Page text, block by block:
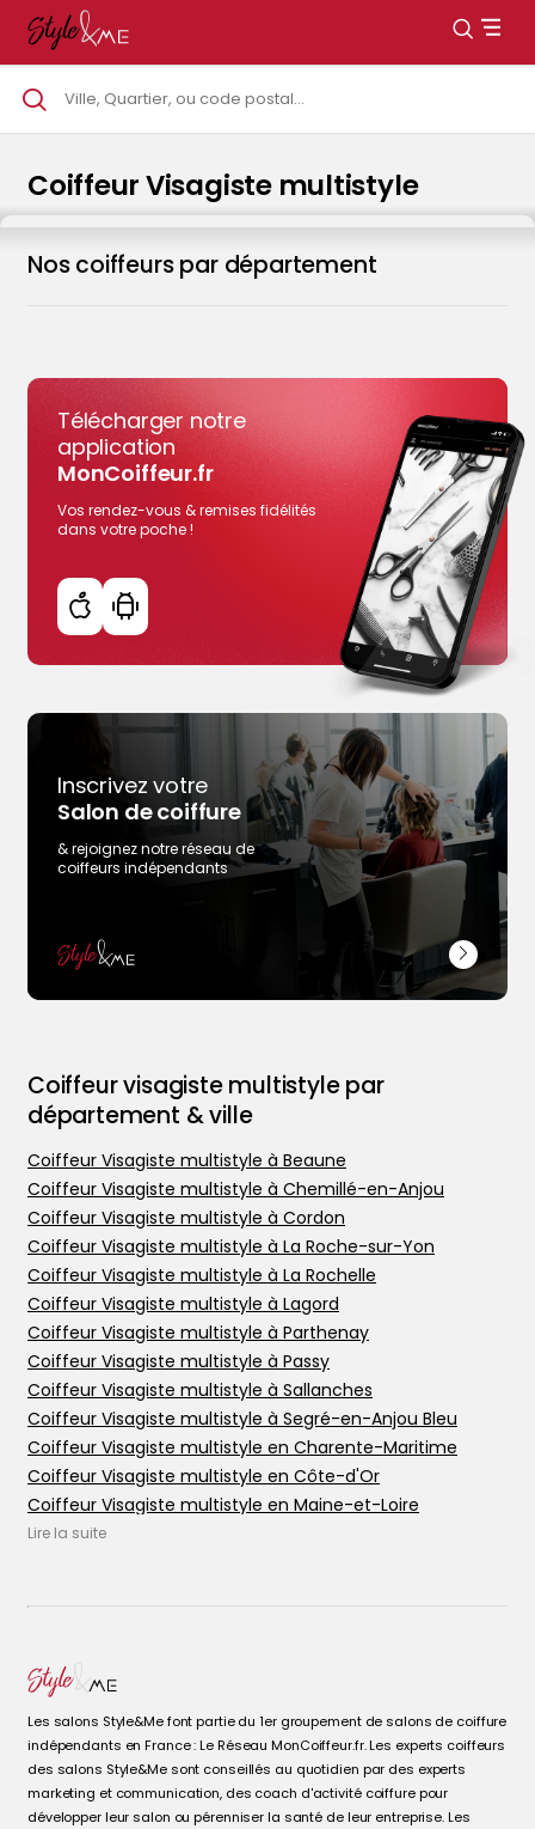
Trouver votre coiffeur
L’application
Ajouter votre salon
Coiffeur Visagiste multistyle
Nos coiffeurs par département
Télécharger notre
application
MonCoiffeur.fr
Vos rendez-vous & remises fidélités
dans votre poche !
Inscrivez votre
Salon de coiffure
& rejoignez notre réseau de
coiffeurs indépendants
Coiffeur visagiste multistyle par
département & ville
Coiffeur Visagiste multistyle à Beaune
Coiffeur Visagiste multistyle à Chemillé-en-Anjou
Coiffeur Visagiste multistyle à Cordon
Coiffeur Visagiste multistyle à La Roche-sur-Yon
Coiffeur Visagiste multistyle à La Rochelle
Coiffeur Visagiste multistyle à Lagord
Coiffeur Visagiste multistyle à Parthenay
Coiffeur Visagiste multistyle à Passy
Coiffeur Visagiste multistyle à Sallanches
Coiffeur Visagiste multistyle à Segré-en-Anjou Bleu
Coiffeur Visagiste multistyle en Charente-Maritime
Coiffeur Visagiste multistyle en Côte-d'Or
Coiffeur Visagiste multistyle en Maine-et-Loire
Coiffeur Visagiste multistyle en Haute-Savoie
Lire la suite
Les salons Style&Me font partie du 1er groupement de salons de coiffure
indépendants en France : Le Réseau MonCoiffeur.fr. Les experts coiffeurs
des salons Style&Me sont conseillés au quotidien par des experts
marketing et communication, des coach d'activité coiffure pour
développer leur salon ou pérenniser la santé de leur entreprise. Les